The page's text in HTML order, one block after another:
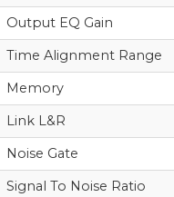
Output EQ Gain
Time Alignment Range
Memory
Link L&R
Noise Gate
Signal To Noise Ratio